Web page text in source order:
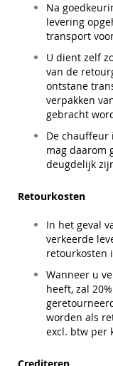
Na
levering
transport
U dient zelf
van de
ontstane
verpakken
gebracht
De chauffeur
mag daarom
deugdelijk
Retourkosten
In het geval
verkeerde
retourkosten
Wanneer u
heeft, zal
worden als
excl. btw per